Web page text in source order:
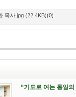
목사.jpg (22.4KB)(0)
“기도로 여는 통일